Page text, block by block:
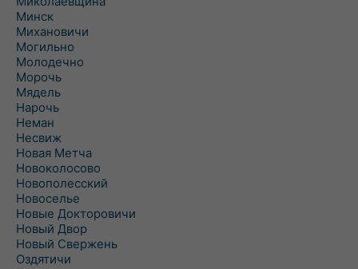
Минск
Михановичи
Могильно
Молодечно
Морочь
Мядель
Нарочь
Неман
Несвиж
Новая Метча
Новоколосово
Новополесский
Новоселье
Новые Докторовичи
Новый Двор
Новый Свержень
Оздятичи